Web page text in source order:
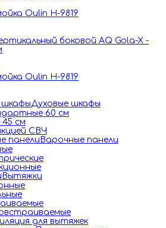
Oulin H-9819
боковой AQ Gola-X -
Oulin H-9819
Духовые шкафы
60 см
45 см
СВЧ
Варочные панели
Вытяжки
для вытяжек